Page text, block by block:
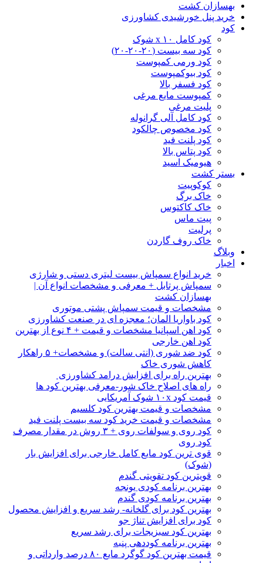
بهسازان کشت
خرید پنل خورشیدی کشاورزی
کود
کود کامل ۱۰ x شوک
کود سه بیست (۲۰-۲۰-۲۰)
کود ورمی کمپوست
کود بیوکمپوست
کود فسفر بالا
کمپوست مایع مرغی
پلیت مرغی
کود کامل آلی گرانوله
کود مخصوص چالکود
کود پلنت فید
کود پتاس بالا
هیومیک اسید
بستر کشت
کوکوپیت
خاک برگ
خاک کاکتوس
پیت ماس
پرلیت
خاک روف گاردن
وبلاگ
اخبار
خرید انواع سمپاش بیست لیتری دستی و شارژی
سمپاش پرتابل + معرفی و مشخصات انواع آن |
بهسازان کشت
مشخصات و قیمت سمپاش پشتی موتوری
کود باواریا المان؛ معجزه ای در صنعت کشاورزی
کود اهن اسپانیا مشخصات و قیمت + ۴ نوع از بهترین
کود اهن خارجی
کود ضد شوری (انتی سالت) و مشخصات+ ۵ راهکار
کاهش شوری خاک
بهترین راه برای افزایش درامد کشاورزی
راه های اصلاح خاک شور-معرفی بهترین کود ها
قیمت کود ۱۰x شوک آمریکایی
مشخصات و قیمت بهترین کود کلسیم
مشخصات و قیمت خرید کود سه بیست پلنت فید
کود روی و سولفات روی + ۳ روش در مقدار مصرف
کود روی
قوی ترین کود مایع کامل خارجی برای افزایش بار
(شوک)
قویترین کود تقویتی گندم
بهترین برنامه کودی یونجه
بهترین برنامه کودی گندم
بهترین کود برای گلخانه- رشد سریع و افزایش محصول
کود برای افزایش تناژ جو
بهترین کود سبزیجات برای رشد سریع
بهترین برنامه کوددهی پنبه
قیمت بهترین کود گوگرد مایع ۸۰ درصد وارداتی و